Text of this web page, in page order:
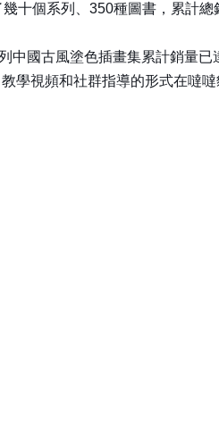
個系列、350種圖書，累計總
國古風塗色插畫集累計銷量已
學視頻和社群指導的形式在噠